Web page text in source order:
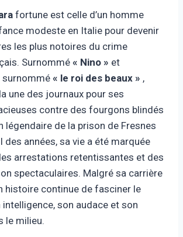
fortune est celle d’un homme
modeste en Italie pour devenir
les plus notoires du crime
Surnommé « Nino » et
surnommé « le roi des beaux » ,
une des journaux pour ses
contre des fourgons blindés
légendaire de la prison de Fresnes
des années, sa vie a été marquée
arrestations retentissantes et des
spectaculaires. Malgré sa carrière
histoire continue de fasciner le
intelligence, son audace et son
le milieu.